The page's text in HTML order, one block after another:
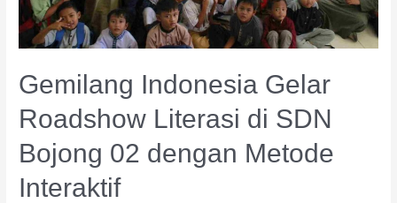
Gemilang Indonesia Gelar
Roadshow Literasi di SDN
Bojong 02 dengan Metode
Interaktif
Interaktif